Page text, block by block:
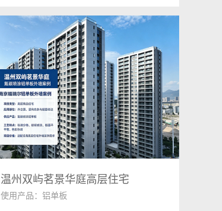
温州双屿茗景华庭高层住宅
使用产品：铝单板